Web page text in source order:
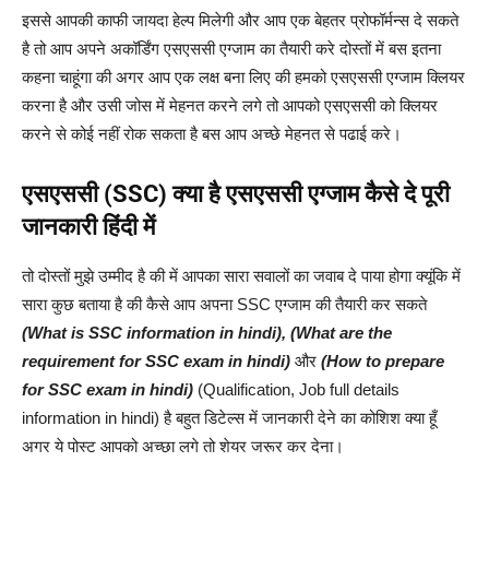
इससे आपकी काफी जायदा हेल्प मिलेगी और आप एक बेहतर प्रोफॉर्मन्स दे सकते
है तो आप अपने अकॉर्डिंग एसएससी एग्जाम का तैयारी करे दोस्तों में बस इतना
कहना चाहूंगा की अगर आप एक लक्ष बना लिए की हमको एसएससी एग्जाम क्लियर
करना है और उसी जोस में मेहनत करने लगे तो आपको एसएससी को क्लियर
करने से कोई नहीं रोक सकता है बस आप अच्छे मेहनत से पढाई करे।
एसएससी (SSC) क्या हैएसएससीएग्जाम कैसे दे पूरी
जानकारी हिंदी में
तो दोस्तों मुझे उम्मीद है की में आपका सारा सवालों का जवाब दे पाया होगा क्यूंकि में
सारा कुछ बताया है की कैसे आप अपना SSC एग्जाम की तैयारी कर सकते
(What is SSC information in hindi), (What are the
requirement for SSC exam in hindi) और (How to prepare
for SSC exam in hindi) (Qualification, Job full details
information in hindi) है बहुत डिटेल्स में जानकारी देने का कोशिश क्या हूँ
अगर ये पोस्ट आपको अच्छा लगे तो शेयर जरूर कर देना।